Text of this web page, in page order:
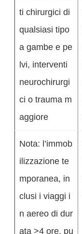
ti chirurgici di
qualsiasi tipo
a gambe e pe
lvi, interventi
neurochirurgi
ci o trauma m
aggiore
Nota: l’immob
ilizzazione te
mporanea, in
clusi i viaggi i
n aereo di dur
ata >4 ore, pu